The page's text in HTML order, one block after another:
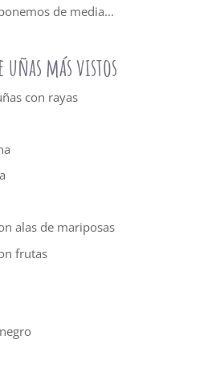
de media...
más vistos
con rayas
alas de mariposas
frutas